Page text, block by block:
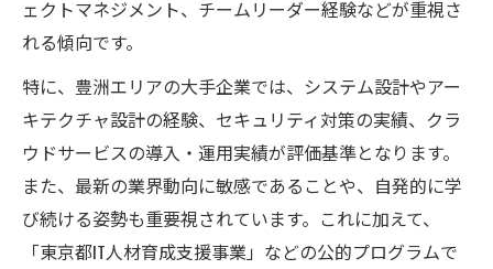
ェクトマネジメント、チームリーダー経験などが重視さ
れる傾向です。
特に、豊洲エリアの大手企業では、システム設計やアー
キテクチャ設計の経験、セキュリティ対策の実績、クラ
ウドサービスの導入・運用実績が評価基準となります。
また、最新の業界動向に敏感であることや、自発的に学
び続ける姿勢も重要視されています。これに加えて、
「東京都IT人材育成支援事業」などの公的プログラムで